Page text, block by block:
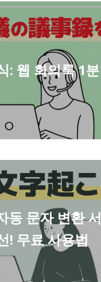
: 웹 회의록 1
동 문자 변환
! 무료 사용법